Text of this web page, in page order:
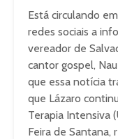
Está circulando
redes sociais a
vereador de
cantor gospel,
que essa notícia
que Lázaro
Terapia Intensiva
Feira de